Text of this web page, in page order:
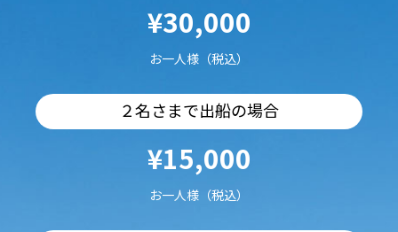
¥30,000
お一人様（税込）
２名さまで出船の場合
¥15,000
お一人様（税込）